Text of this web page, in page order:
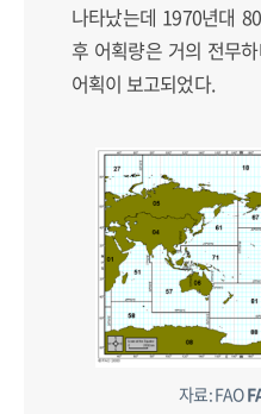
나타났는데 1970년대
후 어획량은 거의 전무
어획이 보고되었다.
자료: FAO